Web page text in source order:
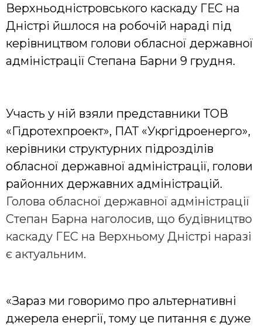
Верхньодністровського каскаду ГЕС на
Дністрі йшлося на робочій нараді під
керівництвом голови обласної державної
адміністрації Степана Барни 9 грудня.
Участь у ній взяли представники ТОВ
«Гідротехпроект», ПАТ «Укргідроенерго»,
керівники структурних підрозділів
обласної державної адміністрації, голови
районних державних адміністрацій.
Голова обласної державної адміністрації
Степан Барна наголосив, що будівництво
каскаду ГЕС на Верхньому Дністрі наразі
є актуальним.
«Зараз ми говоримо про альтернативні
джерела енергії, тому це питання є дуже